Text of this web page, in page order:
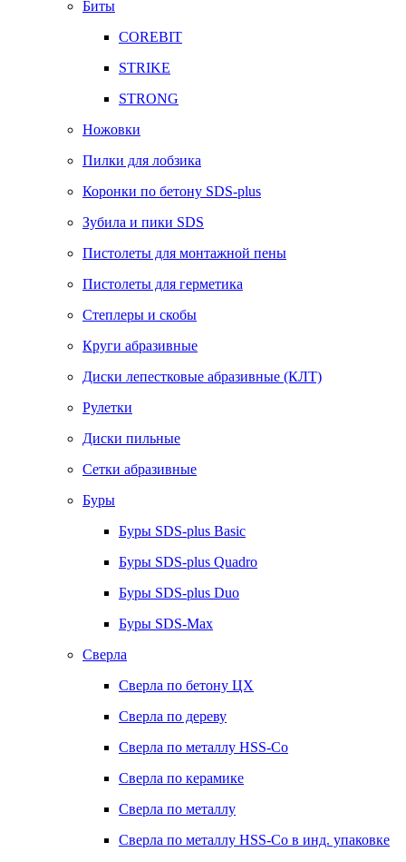
Биты
COREBIT
STRIKE
STRONG
Ножовки
Пилки для лобзика
Коронки по бетону SDS-plus
Зубила и пики SDS
Пистолеты для монтажной пены
Пистолеты для герметика
Степлеры и скобы
Круги абразивные
Диски лепестковые абразивные (КЛТ)
Рулетки
Диски пильные
Сетки абразивные
Буры
Буры SDS-plus Basic
Буры SDS-plus Quadro
Буры SDS-plus Duo
Буры SDS-Max
Сверла
Сверла по бетону ЦХ
Сверла по дереву
Сверла по металлу HSS-Co
Сверла по керамике
Сверла по металлу
Сверла по металлу HSS-Co в инд. упаковке